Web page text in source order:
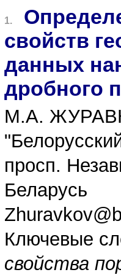
1.
свойств
данных
дробного
М.А.
просп.
Беларусь
Ключевые
свойства